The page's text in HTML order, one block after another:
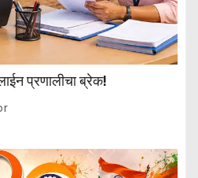
प्रणालीचा ब्रेक!